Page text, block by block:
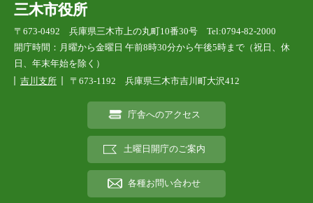
三木市役所
〒673-0492 兵庫県三木市上の丸町10番30号 Tel:0794-82-2000
開庁時間：月曜から金曜日 午前8時30分から午後5時まで（祝日、休
日、年末年始を除く）
吉川支所
〒673-1192 兵庫県三木市吉川町大沢412
庁舎へのアクセス
土曜日開庁のご案内
各種お問い合わせ